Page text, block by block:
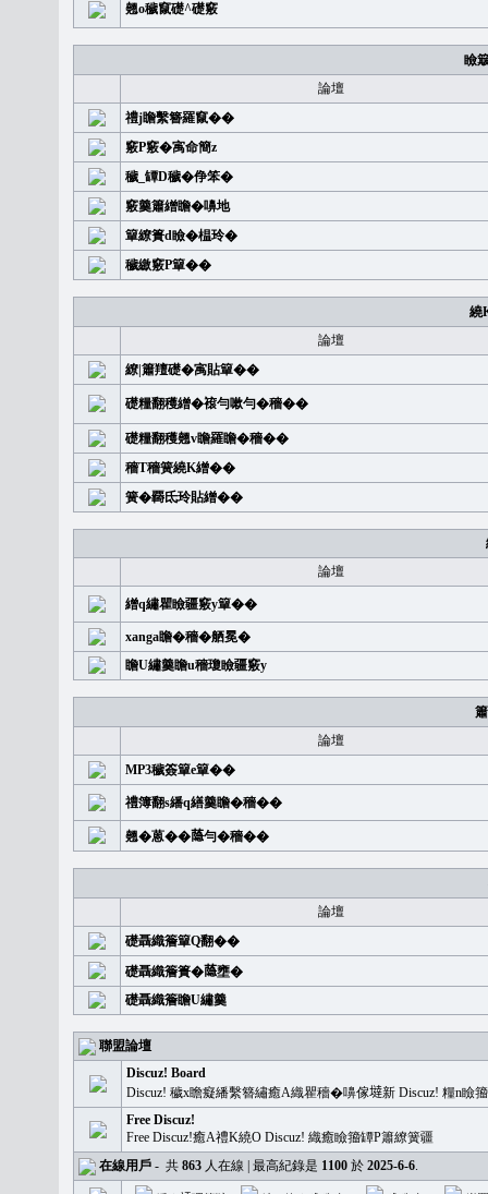
翹o穢竄礎^礎竅
瞼
論壇
禮j瞻繫簪羅竄��
竅P竅�㝢命簡z
穢_罈D穢�鿇笨�
竅羹簫繒瞻�嚊地
簞繚簣d瞼�榅玲�
穢繳竅P簞��
繞
論壇
繚|簫羶礎�㝢貼簞��
礎糧翻穫繒�䙛勻嗽勻�穡��
礎糧翻穫翹v瞻羅瞻�穡��
穡T穡簧繞K繒��
簧�覉氐玲貼繒��
論壇
繒q繡瞿瞼疆竅y簞��
xanga瞻�穡�舾冕�
瞻U繡羹瞻u穡瓊瞼疆竅y
論壇
MP3穢簽簞e簞��
禮簿翻s繙q繕羹瞻�穡��
翹�蒽��𦻕勻�穡��
論壇
礎聶織簷簞Q翻��
礎聶織簷簣�𦻕壅�
礎聶織簷瞻U繡羹
聯盟論壇
Discuz! Board
Discuz! 穢x瞻癡繙繫簪繡癒A織瞿穡�嚊傢𡐿新 Discuz! 糧n
Free Discuz!
Free Discuz!癒A禮K繞O Discuz! 織癒瞼籀罈P簫繚簧疆
在線用戶 - 共 863 人在線 | 最高紀錄是 1100 於 2025-6-6.